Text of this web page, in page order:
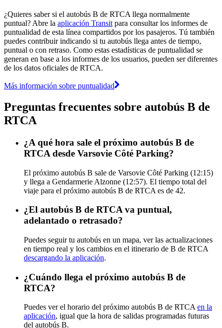
¿Quieres saber si el autobús B de RTCA llega normalmente
puntual? Abre la aplicación Transit para consultar los informes de
puntualidad de esta línea compartidos por los pasajeros. Tú también
puedes contribuir indicando si tu autobús llega antes de tiempo,
puntual o con retraso. Como estas estadísticas de puntualidad se
generan en base a los informes de los usuarios, pueden ser diferentes
de los datos oficiales de RTCA.
Más información sobre puntualidad
Preguntas frecuentes sobre autobús B de
RTCA
¿A qué hora sale el próximo autobús B de
RTCA desde Varsovie Côté Parking?
El próximo autobús B sale de Varsovie Côté Parking (12:15)
y llega a Gendarmerie Alzonne (12:57). El tiempo total del
viaje para el próximo autobús B de RTCA es de 42.
¿El autobús B de RTCA va puntual,
adelantado o retrasado?
Puedes seguir tu autobús en un mapa, ver las actualizaciones
en tiempo real y los cambios en el itinerario de B de RTCA
descargando la aplicación.
¿Cuándo llega el próximo autobús B de
RTCA?
Puedes ver el horario del próximo autobús B de RTCA en la
aplicación, igual que la hora de salidas programadas futuras
del autobús B.